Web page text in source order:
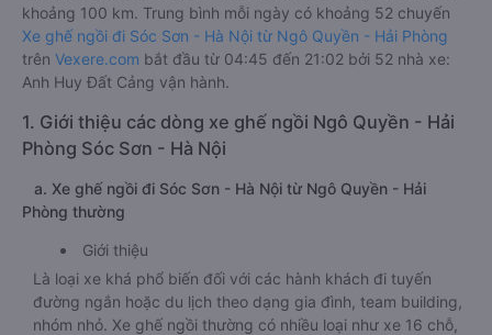
khoảng 100 km. Trung bình mỗi ngày có khoảng 52 chuyến
Xe ghế ngồi đi Sóc Sơn - Hà Nội từ Ngô Quyền - Hải Phòng
trên Vexere.com bắt đầu từ 04:45 đến 21:02 bởi 52 nhà xe:
Anh Huy Đất Cảng vận hành.
1. Giới thiệu các dòng xe ghế ngồi Ngô Quyền - Hải
Phòng Sóc Sơn - Hà Nội
a. Xe ghế ngồi đi Sóc Sơn - Hà Nội từ Ngô Quyền - Hải
Phòng thường
Giới thiệu
Là loại xe khá phổ biến đối với các hành khách đi tuyến
đường ngắn hoặc du lịch theo dạng gia đình, team building,
nhóm nhỏ. Xe ghế ngồi thường có nhiều loại như xe 16 chỗ,